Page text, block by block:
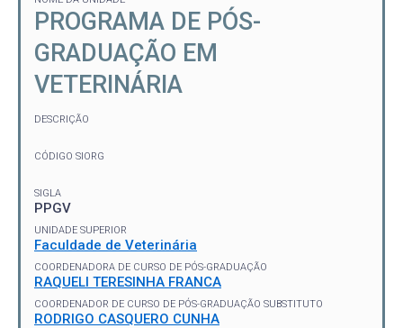
PROGRAMA DE PÓS-
GRADUAÇÃO EM
VETERINÁRIA
DESCRIÇÃO
CÓDIGO SIORG
SIGLA
PPGV
UNIDADE SUPERIOR
Faculdade de Veterinária
COORDENADORA DE CURSO DE PÓS-GRADUAÇÃO
RAQUELI TERESINHA FRANCA
COORDENADOR DE CURSO DE PÓS-GRADUAÇÃO SUBSTITUTO
RODRIGO CASQUERO CUNHA